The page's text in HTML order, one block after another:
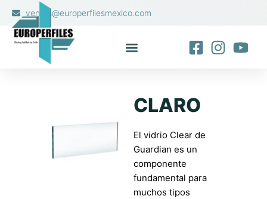
contenido
ventas@europerfilesmexico.com
CLARO
El vidrio Clear de
Guardian es un
componente
fundamental para
muchos tipos